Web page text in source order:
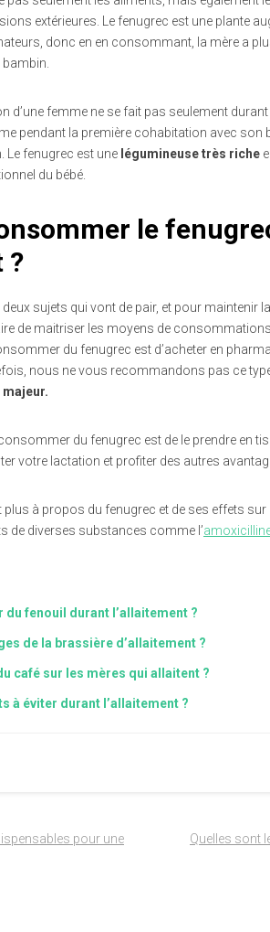
extérieures. Le fenugrec est une plante
donc en en consommant, la mère a
bambin.
d’une femme ne se fait pas seulement
pendant la première cohabitation avec son
Le fenugrec est une légumineuse très riche
du bébé.
le
?
sujets qui vont de pair, et pour maintenir
de maitriser les moyens de
du fenugrec est d’acheter en
nous ne vous recommandons pas ce
du fenugrec est de le prendre en
votre lactation et profiter des autres
à propos du fenugrec et de ses effets sur
de diverses substances comme l’
fenouil durant l’allaitement ?
de la brassière d’allaitement ?
café sur les mères qui allaitent ?
à éviter durant l’allaitement ?
pour une
Quelles sont